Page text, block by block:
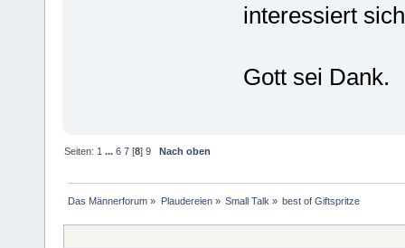
interessiert
Gott sei Dank.
Seiten: 1 ...6 7 [8]9 Nach oben
Das Männerforum » Plaudereien» Small Talk » best of Giftspritze